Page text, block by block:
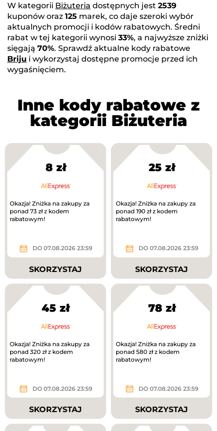
W kategorii Biżuteria dostępnych jest 2539
kuponów oraz 125 marek, co daje szeroki wybór
aktualnych promocji i kodów rabatowych. Średni
rabat w tej kategorii wynosi 33%, a najwyższe zniżki
sięgają 70%. Sprawdź aktualne kody rabatowe
Briju i wykorzystaj dostępne promocje przed ich
wygaśnięciem.
Inne kody rabatowe z
kategorii Biżuteria
8 zł
Okazja! Zniżka na zakupy za
ponad 73 zł z kodem
rabatowym!
DO 07.08.2026 23:59
SKORZYSTAJ
25 zł
Okazja! Zniżka na zakupy za
ponad 190 zł z kodem
rabatowym!
DO 07.08.2026 23:59
SKORZYSTAJ
45 zł
Okazja! Zniżka na zakupy za
ponad 320 zł z kodem
rabatowym!
DO 07.08.2026 23:59
SKORZYSTAJ
78 zł
Okazja! Zniżka na zakupy za
ponad 580 zł z kodem
rabatowym!
DO 07.08.2026 23:59
SKORZYSTAJ